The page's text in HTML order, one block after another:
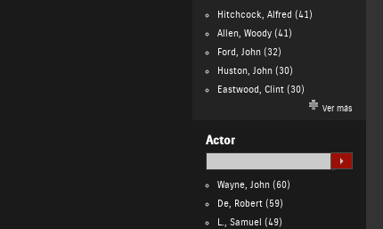
Hitchcock, Alfred (41)
Allen, Woody(41)
Ford, John(32)
Huston, John(30)
Eastwood, Clint(30)
Ver más
Actor
Wayne, John(60)
De, Robert(59)
L., Samuel (49)